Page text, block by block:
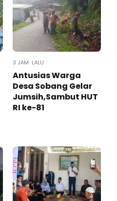
3 JAM LALU
Antusias Warga
Desa Sobang Gelar
Jumsih,Sambut HUT
RI ke-81